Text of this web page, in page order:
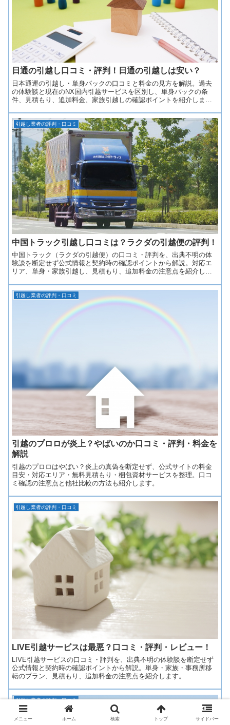
日通の引越し口コミ・評判！日通の引越しは安い？
日本通運の引越し・単身パックの口コミと料金の見方を解説。過去
の体験談と現在のNX国内引越サービスを区別し、単身パックの条
件、見積もり、追加料金、家族引越しの確認ポイントを紹介しま
引越し業者の評判・口コミ
中国トラック引越し口コミは？ラクダの引越便の評判！
中国トラック（ラクダの引越便）の口コミ・評判を、出典不明の体
験談を断定せず公式情報と契約時の確認ポイントから解説。対応エ
リア、単身・家族引越し、見積もり、追加料金の注意点を紹介しま
引越し業者の評判・口コミ
引越のプロロが炎上？やばいのか口コミ・評判・料金を
解説
引越のプロロはやばい？炎上の真偽を断定せず、公式サイトの料金
目安・対応エリア・無料見積もり・梱包資材サービスを整理。口コ
ミ確認の注意点と他社比較の方法も紹介します。
引越し業者の評判・口コミ
LIVE引越サービスは最悪？口コミ・評判・レビュー！
LIVE引越サービスの口コミ・評判を、出典不明の体験談を断定せず
公式情報と契約時の確認ポイントから解説。単身・家族・事務所移
転のプラン、見積もり、追加料金の注意点を紹介します。
引越し業者の評判・口コミ
メニュー ホーム 検索 トップ サイドバー